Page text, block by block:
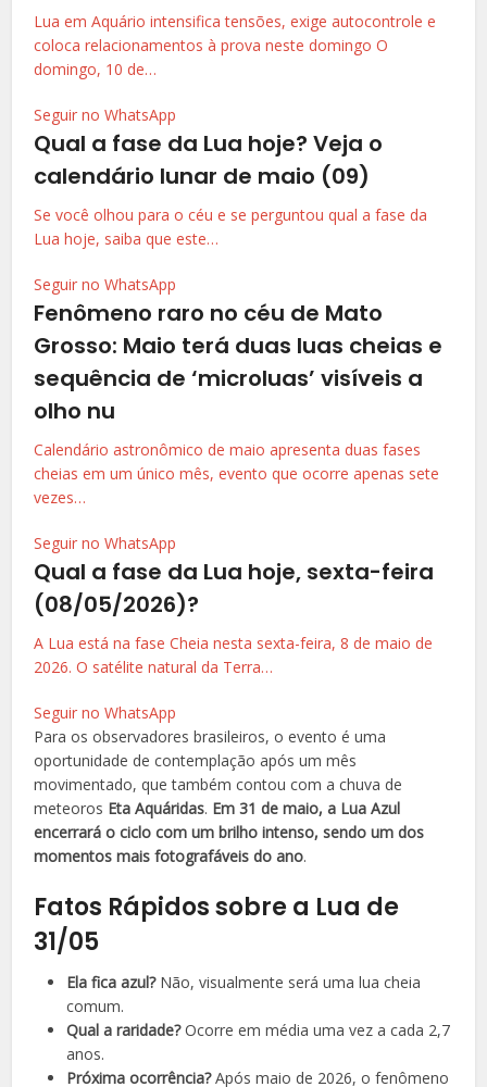
Lua em Aquário intensifica tensões, exige autocontrole e
coloca relacionamentos à prova neste domingo O
domingo, 10 de…
Seguir no WhatsApp
Qual a fase da Lua hoje? Veja o
calendário lunar de maio (09)
Se você olhou para o céu e se perguntou qual a fase da
Lua hoje, saiba que este…
Seguir no WhatsApp
Fenômeno raro no céu de Mato
Grosso: Maio terá duas luas cheias e
sequência de ‘microluas’ visíveis a
olho nu
Calendário astronômico de maio apresenta duas fases
cheias em um único mês, evento que ocorre apenas sete
vezes…
Seguir no WhatsApp
Qual a fase da Lua hoje, sexta-feira
(08/05/2026)?
A Lua está na fase Cheia nesta sexta-feira, 8 de maio de
2026. O satélite natural da Terra…
Seguir no WhatsApp
Para os observadores brasileiros, o evento é uma
oportunidade de contemplação após um mês
movimentado, que também contou com a chuva de
meteoros Eta Aquáridas. Em 31 de maio, a Lua Azul
encerrará o ciclo com um brilho intenso, sendo um dos
momentos mais fotografáveis do ano.
Fatos Rápidos sobre a Lua de
31/05
Ela fica azul?Não, visualmente será uma lua cheia
comum.
Qual a raridade?Ocorre em média uma vez a cada 2,7
anos.
Próxima ocorrência?Após maio de 2026, o fenômeno